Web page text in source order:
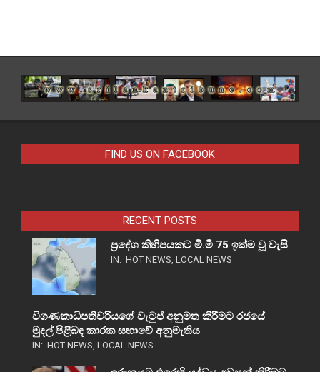
FIND US ON FACEBOOK
RECENT POSTS
ප්‍රදේශ කිහිපයකට මි.මී 75 ඉක්ම වූ වැසි
IN: HOT NEWS, LOCAL NEWS
විගණකාධිපතිවරියගේ වැටුප් අනුමත කිරීමට රජයේ
මුදල් පිළිබඳ කාරක සභාවේ අනුමැතිය
IN: HOT NEWS, LOCAL NEWS